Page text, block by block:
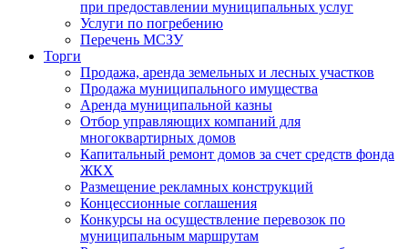
при предоставлении муниципальных услуг
Услуги по погребению
Перечень МСЗУ
Торги
Продажа, аренда земельных и лесных участков
Продажа муниципального имущества
Аренда муниципальной казны
Отбор управляющих компаний для
многоквартирных домов
Капитальный ремонт домов за счет средств фонда
ЖКХ
Размещение рекламных конструкций
Концессионные соглашения
Конкурсы на осуществление перевозок по
муниципальным маршрутам